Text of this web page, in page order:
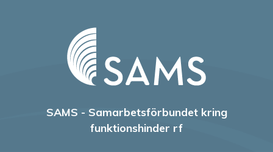
SAMS - Samarbetsförbundet kring
funktionshinder rf